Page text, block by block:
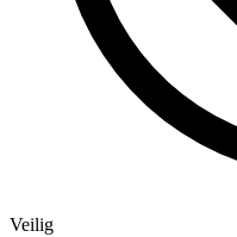
Veilig